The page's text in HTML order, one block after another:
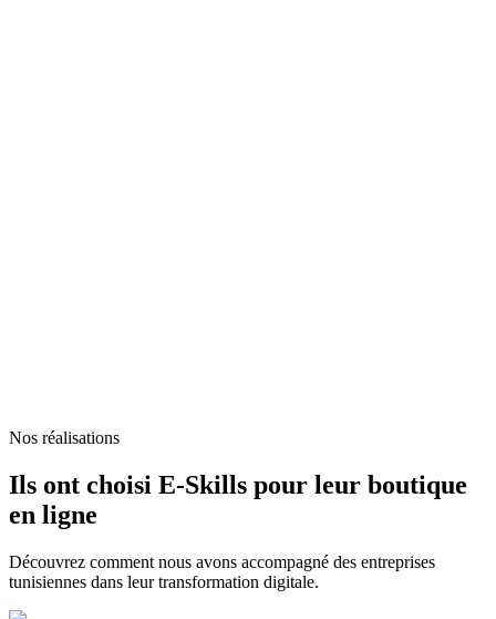
Nos réalisations
Ils ont choisi E-Skills pour leur boutique
en ligne
Découvrez comment nous avons accompagné des entreprises
tunisiennes dans leur transformation digitale.